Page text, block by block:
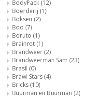
BodyPack (12)
Boerderij (1)
Boksen (2)
Boo (7)
Boruto (1)
Brainrot (1)
Brandweer (2)
Brandweerman Sam (23)
Brasil (0)
Brawl Stars (4)
Bricks (10)
Buurman en Buurman (2)